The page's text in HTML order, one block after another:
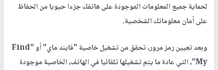
لحماية جميع المعلومات الموجودة على هاتفك جزءا حيويا من الحفاظ
على أمان معلوماتك الشخصية.
وبعد تعيين رمز مرور، تحقق من تشغيل خاصية "فايند ماي" أو "Find
My"، التي عادة ما يتم تشغيلها تلقائيا في الهاتف، الخاصية موجودة